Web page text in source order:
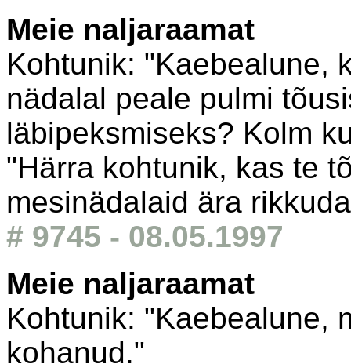
Meie naljaraamat
Kohtunik: "Kaebealune,
nädalal peale pulmi
läbipeksmiseks? Kolm
"Härra kohtunik, kas te
mesinädalaid ära
# 9745 - 08.05.1997
Meie naljaraamat
Kohtunik: "Kaebealune,
kohanud."